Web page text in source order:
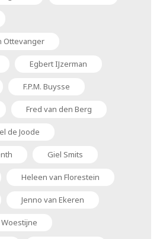
Ottevanger
Egbert IJzerman
F.P.M. Buysse
Fred van den Berg
de Joode
Giel Smits
Heleen van Florestein
Jenno van Ekeren